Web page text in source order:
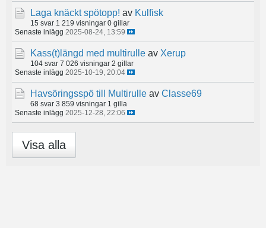
Laga knäckt spötopp! av Kulfisk
15 svar 1 219 visningar 0 gillar
Senaste inlägg 2025-08-24, 13:59
Kass(t)längd med multirulle av Xerup
104 svar 7 026 visningar 2 gillar
Senaste inlägg 2025-10-19, 20:04
Havsöringsspö till Multirulle av Classe69
68 svar 3 859 visningar 1 gilla
Senaste inlägg 2025-12-28, 22:06
Visa alla